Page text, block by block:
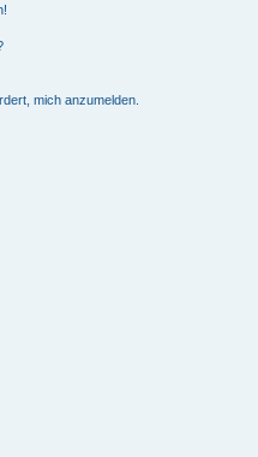
mich anzumelden.